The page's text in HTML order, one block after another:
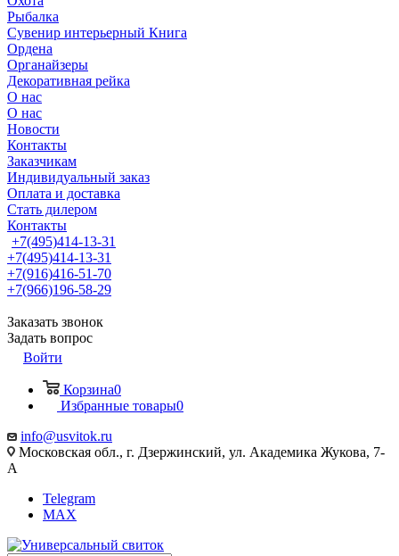
Рыбалка
Сувенир интерьерный Книга
Ордена
Органайзеры
Декоративная рейка
О нас
О нас
Новости
Контакты
Заказчикам
Индивидуальный заказ
Оплата и доставка
Стать дилером
Контакты
+7(495)414-13-31
+7(495)414-13-31
+7(916)416-51-70
+7(966)196-58-29
Заказать звонок
Задать вопрос
Войти
Корзина0
Избранные товары0
info@usvitok.ru
Московская обл., г. Дзержинский, ул. Академика Жукова, 7-
А
Telegram
MAX